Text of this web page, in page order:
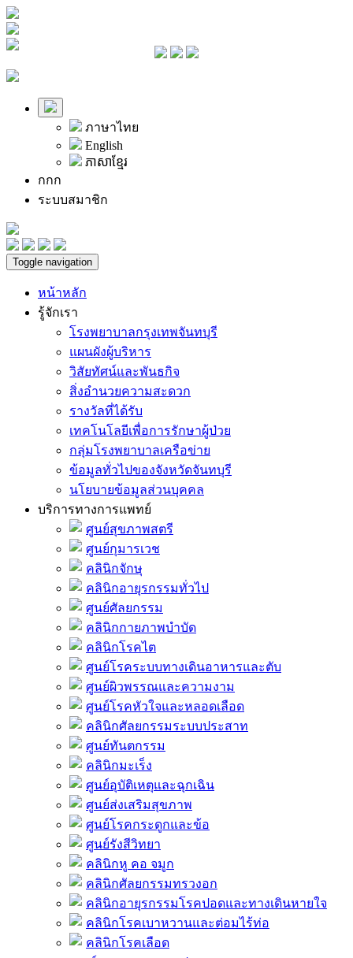
ภาษาไทย
English
ភាសាខ្មែរ
กกก
ระบบสมาชิก
Toggle navigation
หน้าหลัก
รู้จักเรา
โรงพยาบาลกรุงเทพจันทบุรี
แผนผังผู้บริหาร
วิสัยทัศน์และพันธกิจ
สิ่งอำนวยความสะดวก
รางวัลที่ได้รับ
เทคโนโลยีเพื่อการรักษาผู้ป่วย
กลุ่มโรงพยาบาลเครือข่าย
ข้อมูลทั่วไปของจังหวัดจันทบุรี
นโยบายข้อมูลส่วนบุคคล
บริการทางการแพทย์
ศูนย์สุขภาพสตรี
ศูนย์กุมารเวช
คลินิกจักษุ
คลินิกอายุรกรรมทั่วไป
ศูนย์ศัลยกรรม
คลินิกกายภาพบำบัด
คลินิกโรคไต
ศูนย์โรคระบบทางเดินอาหารและตับ
ศูนย์ผิวพรรณและความงาม
ศูนย์โรคหัวใจและหลอดเลือด
คลินิกศัลยกรรมระบบประสาท
ศูนย์ทันตกรรม
คลินิกมะเร็ง
ศูนย์อุบัติเหตุและฉุกเฉิน
ศูนย์ส่งเสริมสุขภาพ
ศูนย์โรคกระดูกและข้อ
ศูนย์รังสีวิทยา
คลินิกหู คอ จมูก
คลินิกศัลยกรรมทรวงอก
คลินิกอายุรกรรมโรคปอดและทางเดินหายใจ
คลินิกโรคเบาหวานและต่อมไร้ท่อ
คลินิกโรคเลือด